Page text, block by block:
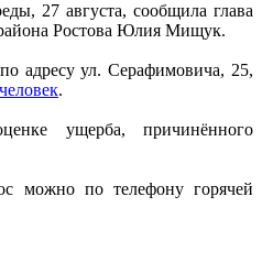
27 августа, сообщила глава
Ростова Юлия Мищук.
адресу ул. Серафимовича, 25,
.
ущерба, причинённого
можно по телефону горячей